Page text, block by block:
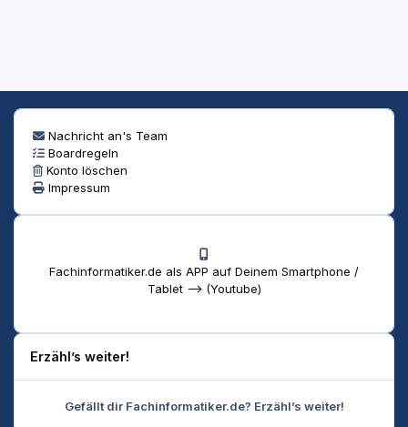
Nachricht an's Team
Boardregeln
Konto löschen
Impressum
Fachinformatiker.de als APP auf Deinem Smartphone /
Tablet --> (Youtube)
Erzähl’s weiter!
Gefällt dir Fachinformatiker.de? Erzähl’s weiter!